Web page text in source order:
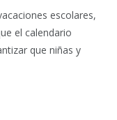
escolares,
el calendario
que niñas y